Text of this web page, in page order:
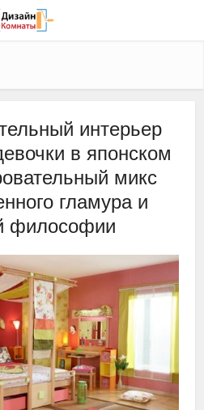
интерьер
в японском
микс
гламура и
философии